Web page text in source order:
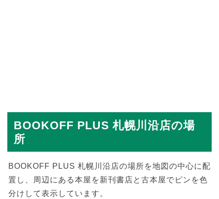
BOOKOFF PLUS 札幌川沿店の場
所
BOOKOFF PLUS 札幌川沿店の場所を地図の中心に配
置し、周辺にある本屋を新刊書店と古本屋でピンを色
分けして表示しています。